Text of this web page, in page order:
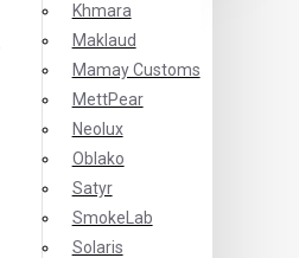
Khmara
Maklaud
Mamay Customs
MettPear
Neolux
Oblako
Satyr
SmokeLab
Solaris